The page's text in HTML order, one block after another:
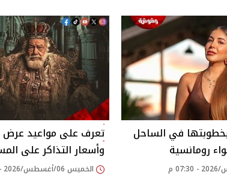
في الساحل
رومانسية
تعرف على مواعيد عرض
وأسعار التذاكر على
الخميس 06/أغسطس/2026 - 04:55 م